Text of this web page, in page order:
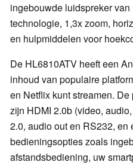
ingebouwde luidspreker
technologie, 1,3x zoom,
en hulpmiddelen voor
De HL6810ATV heeft een
inhoud van populaire
en Netflix kunt streamen.
zijn HDMI 2.0b (video,
2.0, audio out en RS232, en
bedieningsopties zoals
afstandsbediening, uw